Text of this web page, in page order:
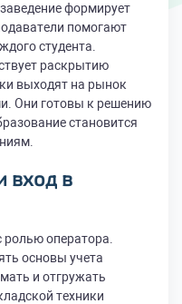
формирует
помогают
студента.
раскрытию
выходят на рынок
Они готовы к решению
становится
вход в
оператора.
основы учета
и отгружать
техники